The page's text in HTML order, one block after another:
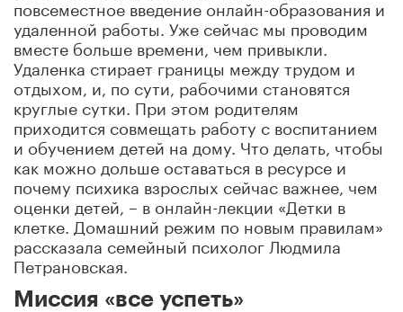
повсеместное введение онлайн-образования и
удаленной работы. Уже сейчас мы проводим
вместе больше времени, чем привыкли.
Удаленка стирает границы между трудом и
отдыхом, и, по сути, рабочими становятся
круглые сутки. При этом родителям
приходится совмещать работу с воспитанием
и обучением детей на дому. Что делать, чтобы
как можно дольше оставаться в ресурсе и
почему психика взрослых сейчас важнее, чем
оценки детей, – в онлайн-лекции «Детки в
клетке. Домашний режим по новым правилам»
рассказала семейный психолог Людмила
Петрановская.
Миссия «все успеть»